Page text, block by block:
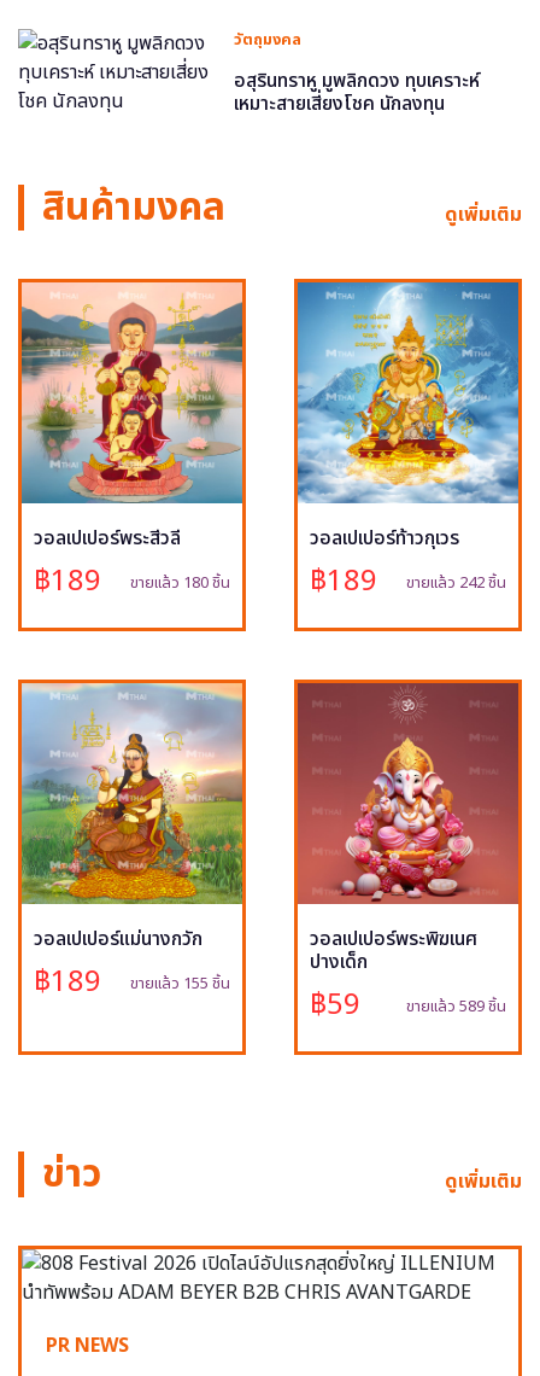
วัตถุมงคล
อสุรินทราหู มูพลิกดวง ทุบเคราะห์
เหมาะสายเสี่ยงโชค นักลงทุน
สินค้ามงคล ดูเพิ่มเติม
วอลเปเปอร์พระสีวลี
฿189 ขายแล้ว 180 ชิ้น
วอลเปเปอร์ท้าวกุเวร
฿189 ขายแล้ว 242 ชิ้น
วอลเปเปอร์แม่นางกวัก
฿189 ขายแล้ว 155 ชิ้น
วอลเปเปอร์พระพิฆเนศ
ปางเด็ก
฿59 ขายแล้ว 589 ชิ้น
ข่าว ดูเพิ่มเติม
PR NEWS